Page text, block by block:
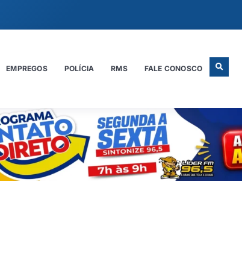
EMPREGOS POLÍCIA RMS FALE CONOSCO